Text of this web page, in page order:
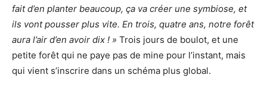
fait d’en planter beaucoup, ça va créer une symbiose, et
ils vont pousser plus vite. En trois, quatre ans, notre forêt
aura l’air d’en avoir dix ! » Trois jours de boulot, et une
petite forêt qui ne paye pas de mine pour l’instant, mais
qui vient s’inscrire dans un schéma plus global.